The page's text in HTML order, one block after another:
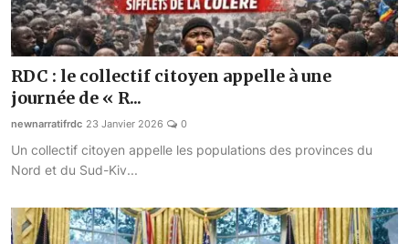
Afrique
Politique
Société
Culture
Sport
RDC : le collectif citoyen appelle à une
journée de « R...
newnarratifrdc 23 Janvier 2026 0
Un collectif citoyen appelle les populations des provinces du
Nord et du Sud-Kiv...